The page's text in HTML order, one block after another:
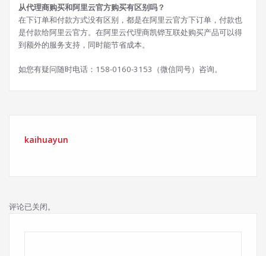
从代理商购买和阿里云官方购买有区别吗？
在下订单和付款方式没有区别，都是在阿里云官方下订单，付款也
是付款给阿里云官方。在阿里云代理商凯铧互联处购买产品可以得
到额外的服务支持，同时能节省成本。
如您有疑问随时电话：158-0160-3153（微信同号）咨询。
kaihuayun
评论已关闭。